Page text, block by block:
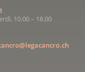
10.00 – 18.00